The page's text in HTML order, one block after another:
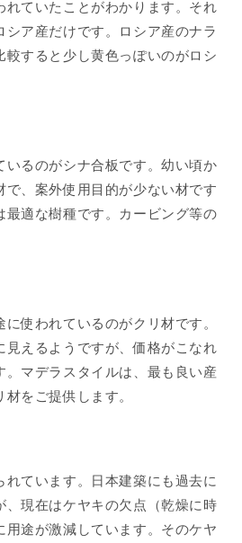
れていたことがわかります。それ
シア産だけです。ロシア産のナラ
較すると少し黄色っぽいのがロシ
るのがシナ合板です。幼い頃か
で、案外使用目的が少ない材です
適な樹種です。カービング等の
使われているのがクリ材です。
えるようですが、価格がこなれ
マデラスタイルは、最も良い産
をご提供します。
れています。日本建築にも過去に
、現在はケヤキの欠点（乾燥に時
途が激減しています。そのケヤ